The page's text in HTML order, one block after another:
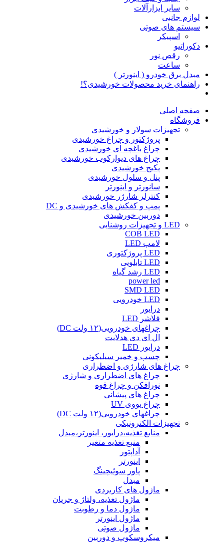
سایر ابزارآلات
لوازم جانبی
سیستم های صوتی
اسپیکر
دکوراتیو
رقص نور
ساعت
مبدل برق خودرو ( اینورتر )
راهنمای خرید محصولات خورشیدی؟!
صفحه اصلی
فروشگاه
تجهیزات سولار و خورشیدی
پروژکتور و چراغ خورشیدی
چراغ باغچه ای خورشیدی
چراغ های دیوارکوب خورشیدی
پکیج خورشیدی
پنل و سلول خورشیدی
سانورتر و اینورتر
کنترلر شارژر خورشیدی
پمپ و کفکش های خورشیدی و DC
دوربین خورشیدی
LED و تجهیزات روشنایی
COB LED
لامپ LED
LED پروژکتوری
LED تابلویی
LED رشد گیاه
power led
SMD LED
LED خودرویی
درایور
فلاشر LED
چراغهای خودرویی(۱۲ ولت DC)
ال ای دی هدلایت
درایور LED
چسب و خمیر سیلیکونی
چراغ های شارژی و اضطراری
چراغ های اضطراری و شارژی
نورافکن و چراغ قوه
چراغ های پیشانی
چراغ یووی UV
چراغهای خودرویی(۱۲ ولت DC)
تجهیزات الکترونیکی
منابع تغذیه،درایور، اینورتر،مبدل
منبع تغذیه متغیر
آداپتور
اینورتر
پاور سوئیچینگ
مبدل
ماژول های کاربردی
ماژول تغذیه، ولتاژ و جریان
ماژول دما و رطوبت
ماژول اینورتر
ماژول صوتی
میکروسکوپ و دوربین